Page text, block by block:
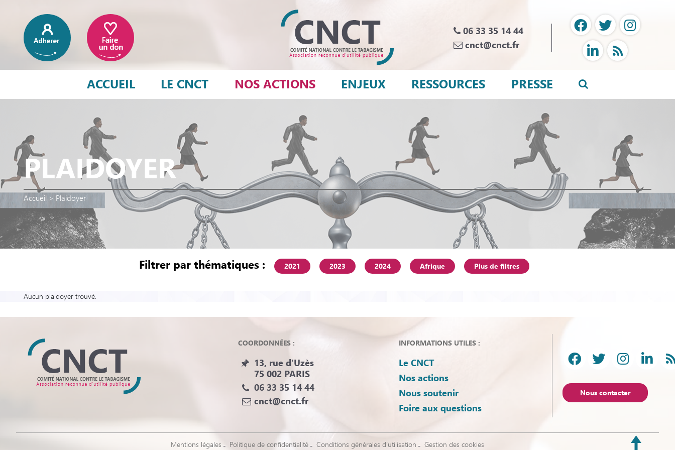
06 33 35 14 44
cnct@cnct.fr
ACCUEIL LE CNCT NOS ACTIONS ENJEUX RESSOURCES PRESSE
PLAIDOYER
Accueil > Plaidoyer
Filtrer par thématiques : 2021 2023 2024 Afrique Plus de filtres
Aucun plaidoyer trouvé.
COORDONNÉES :
13, rue d'Uzès
75 002 PARIS
06 33 35 14 44
cnct@cnct.fr
INFORMATIONS UTILES :
Le CNCT
Nos actions
Nous soutenir
Foire aux questions
Nous contacter
Mentions légales Politique de confidentialité Conditions générales d’utilisation Gestion des cookies